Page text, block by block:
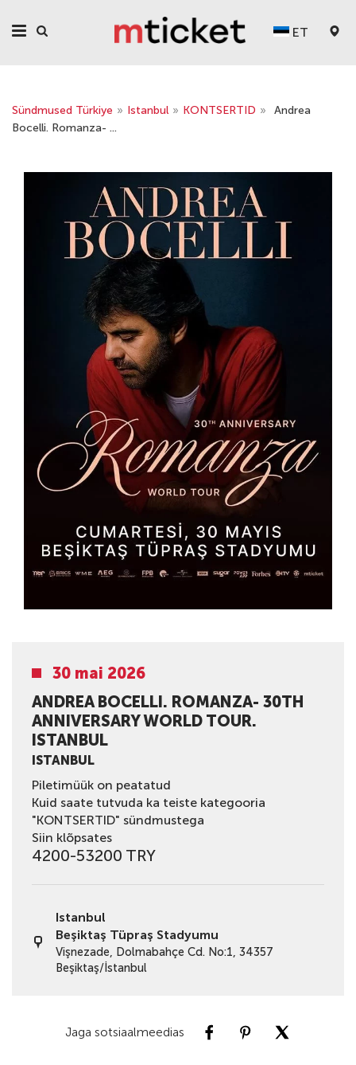
ET
Sündmused Türkiye » Istanbul » KONTSERTID »
Andrea
Bocelli. Romanza- ...
30 mai 2026
ANDREA BOCELLI. ROMANZA- 30TH
ANNIVERSARY WORLD TOUR.
ISTANBUL
ISTANBUL
Piletimüük on peatatud
Kuid saate tutvuda ka teiste kategooria
"KONTSERTID" sündmustega
Siin klõpsates
4200-53200 TRY
Istanbul
Beşiktaş Tüpraş Stadyumu
Vişnezade, Dolmabahçe Cd. No:1, 34357
Beşiktaş/İstanbul
Jaga sotsiaalmeedias